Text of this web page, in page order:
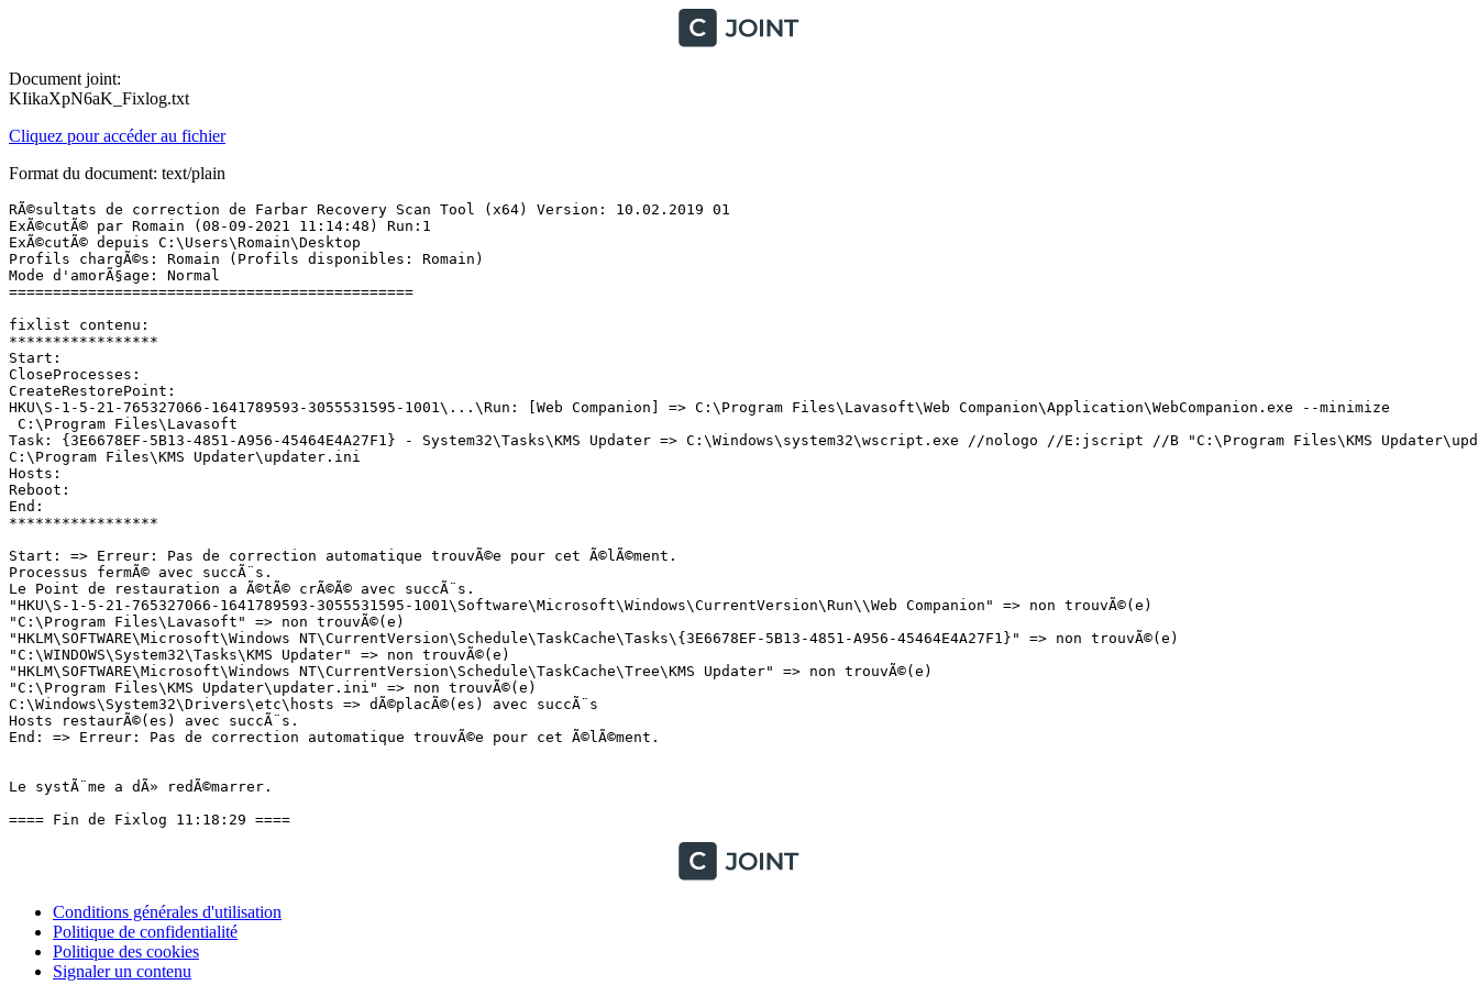
Document joint:
KIikaXpN6aK_Fixlog.txt
Cliquez pour accéder au fichier
Format du document: text/plain
RÃ©sultats de correction de Farbar Recovery Scan Tool (x64) Version: 10.02.2019 01
ExÃ©cutÃ© par Romain (08-09-2021 11:14:48) Run:1
ExÃ©cutÃ© depuis C:\Users\Romain\Desktop
Profils chargÃ©s: Romain (Profils disponibles: Romain)
Mode d'amorÃ§age: Normal
==============================================
fixlist contenu:
*****************
Start:
CloseProcesses:
CreateRestorePoint:
HKU\S-1-5-21-765327066-1641789593-3055531595-1001\...\Run: [Web Companion] => C:\Program Files\Lavasoft\Web Companion\Application\WebCompanion.exe --minimize
C:\Program Files\Lavasoft
Task: {3E6678EF-5B13-4851-A956-45464E4A27F1} - System32\Tasks\KMS Updater => C:\Windows\system32\wscript.exe //nologo //E:jscript //B "C:\Program Files\KMS
C:\Program Files\KMS Updater\updater.ini
Hosts:
Reboot:
End:
*****************
Start: => Erreur: Pas de correction automatique trouvÃ©e pour cet Ã©lÃ©ment.
Processus fermÃ© avec succÃ¨s.
Le Point de restauration a Ã©tÃ© crÃ©Ã© avec succÃ¨s.
"HKU\S-1-5-21-765327066-1641789593-3055531595-1001\Software\Microsoft\Windows\CurrentVersion\Run\\Web Companion" => non trouvÃ©(e)
"C:\Program Files\Lavasoft" => non trouvÃ©(e)
"HKLM\SOFTWARE\Microsoft\Windows NT\CurrentVersion\Schedule\TaskCache\Tasks\{3E6678EF-5B13-4851-A956-45464E4A27F1}" => non trouvÃ©(e)
"C:\WINDOWS\System32\Tasks\KMS Updater" => non trouvÃ©(e)
"HKLM\SOFTWARE\Microsoft\Windows NT\CurrentVersion\Schedule\TaskCache\Tree\KMS Updater" => non trouvÃ©(e)
"C:\Program Files\KMS Updater\updater.ini" => non trouvÃ©(e)
C:\Windows\System32\Drivers\etc\hosts => dÃ©placÃ©(es) avec succÃ¨s
Hosts restaurÃ©(es) avec succÃ¨s.
End: => Erreur: Pas de correction automatique trouvÃ©e pour cet Ã©lÃ©ment.
Le systÃ¨me a dÃ» redÃ©marrer.
==== Fin de Fixlog 11:18:29 ====
Conditions générales d'utilisation
Politique de confidentialité
Politique des cookies
Signaler un contenu